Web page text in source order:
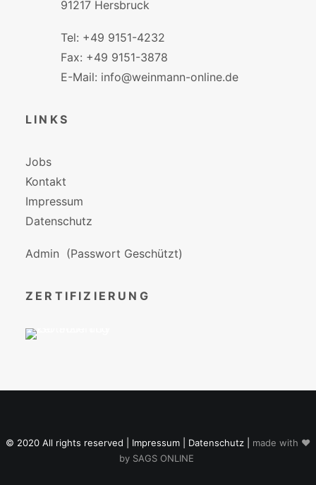
91217 Hersbruck
Tel: +49 9151-4232
Fax: +49 9151-3878
E-Mail: info@weinmann-online.de
LINKS
Jobs
Kontakt
Impressum
Datenschutz
Admin (Passwort Geschützt)
ZERTIFIZIERUNG
© 2020 All rights reserved | Impressum Datenschutz
made with ♥
by SAGS ONLINE